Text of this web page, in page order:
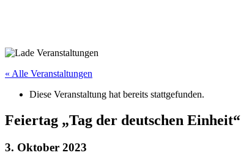
« Alle Veranstaltungen
Diese Veranstaltung hat bereits stattgefunden.
Feiertag „Tag der deutschen Einheit“
3. Oktober 2023